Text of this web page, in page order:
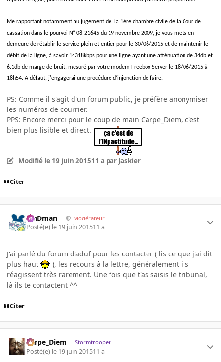
Me rapportant notamment au jugement de la 1ère chambre civile de la Cour de
cassation dans le pourvoi N° 08-21645 du 19 novembre 2009, je vous mets en
demeure de rétablir le service plein et entier pour le 30/06/2015 et de maintenir le
débit de la ligne, à savoir 14318kbps pour une ligne ayant une atténuation de 34db et
6.1db de marge de bruit, mesuré par votre modem Freebox Server le 18/06/2015 à
18h54. A défaut, j'engagerai une procédure d’injonction de faire.
PS: Comme il s'agit d'un forum public, je préfère anonymiser
les numéros de courrier.
PPS: Encore merci pour le coup de main Carpe_Diem, c'est
bien plus lisible et direct.
Modifié le 19 juin 201511 a par Jaskier
Citer
RinDman Modérateur
Posté(e) le 19 juin 201511 a
J'ai parlé du forum d'aduf pour les contacter ( lis ce que j'ai dit
plus haut
), les recours à la lettre, généralement ils
réagissent très rarement. Une fois que t'as saisis le tribunal,
là ils te contactent ^^
Citer
Carpe_Diem Stormtrooper
Posté(e) le 19 juin 201511 a